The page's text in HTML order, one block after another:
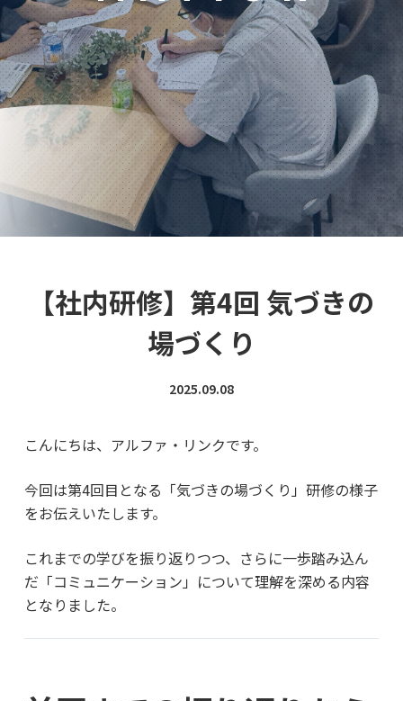
【社内研修】第4回 気づきの
場づくり
2025.09.08
こんにちは、アルファ・リンクです。
今回は第4回目となる「気づきの場づくり」研修の様子
をお伝えいたします。
これまでの学びを振り返りつつ、さらに一歩踏み込ん
だ「コミュニケーション」について理解を深める内容
となりました。